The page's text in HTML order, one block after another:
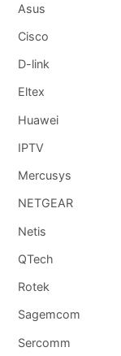
Asus
Cisco
D-link
Eltex
Huawei
IPTV
Mercusys
NETGEAR
Netis
QTech
Rotek
Sagemcom
Sercomm